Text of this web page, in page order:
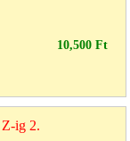
10,500 Ft
ig 2.